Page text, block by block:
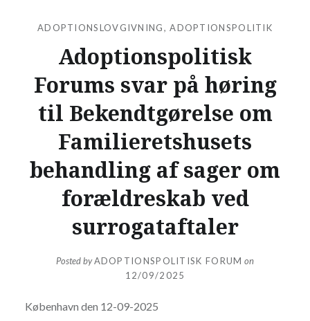
ADOPTIONSLOVGIVNING,ADOPTIONSPOLITIK
Adoptionspolitisk
Forums svar på høring
til Bekendtgørelse om
Familieretshusets
behandling af sager om
forældreskab ved
surrogataftaler
Posted byADOPTIONSPOLITISK FORUM on
12/09/2025
København den 12-09-2025